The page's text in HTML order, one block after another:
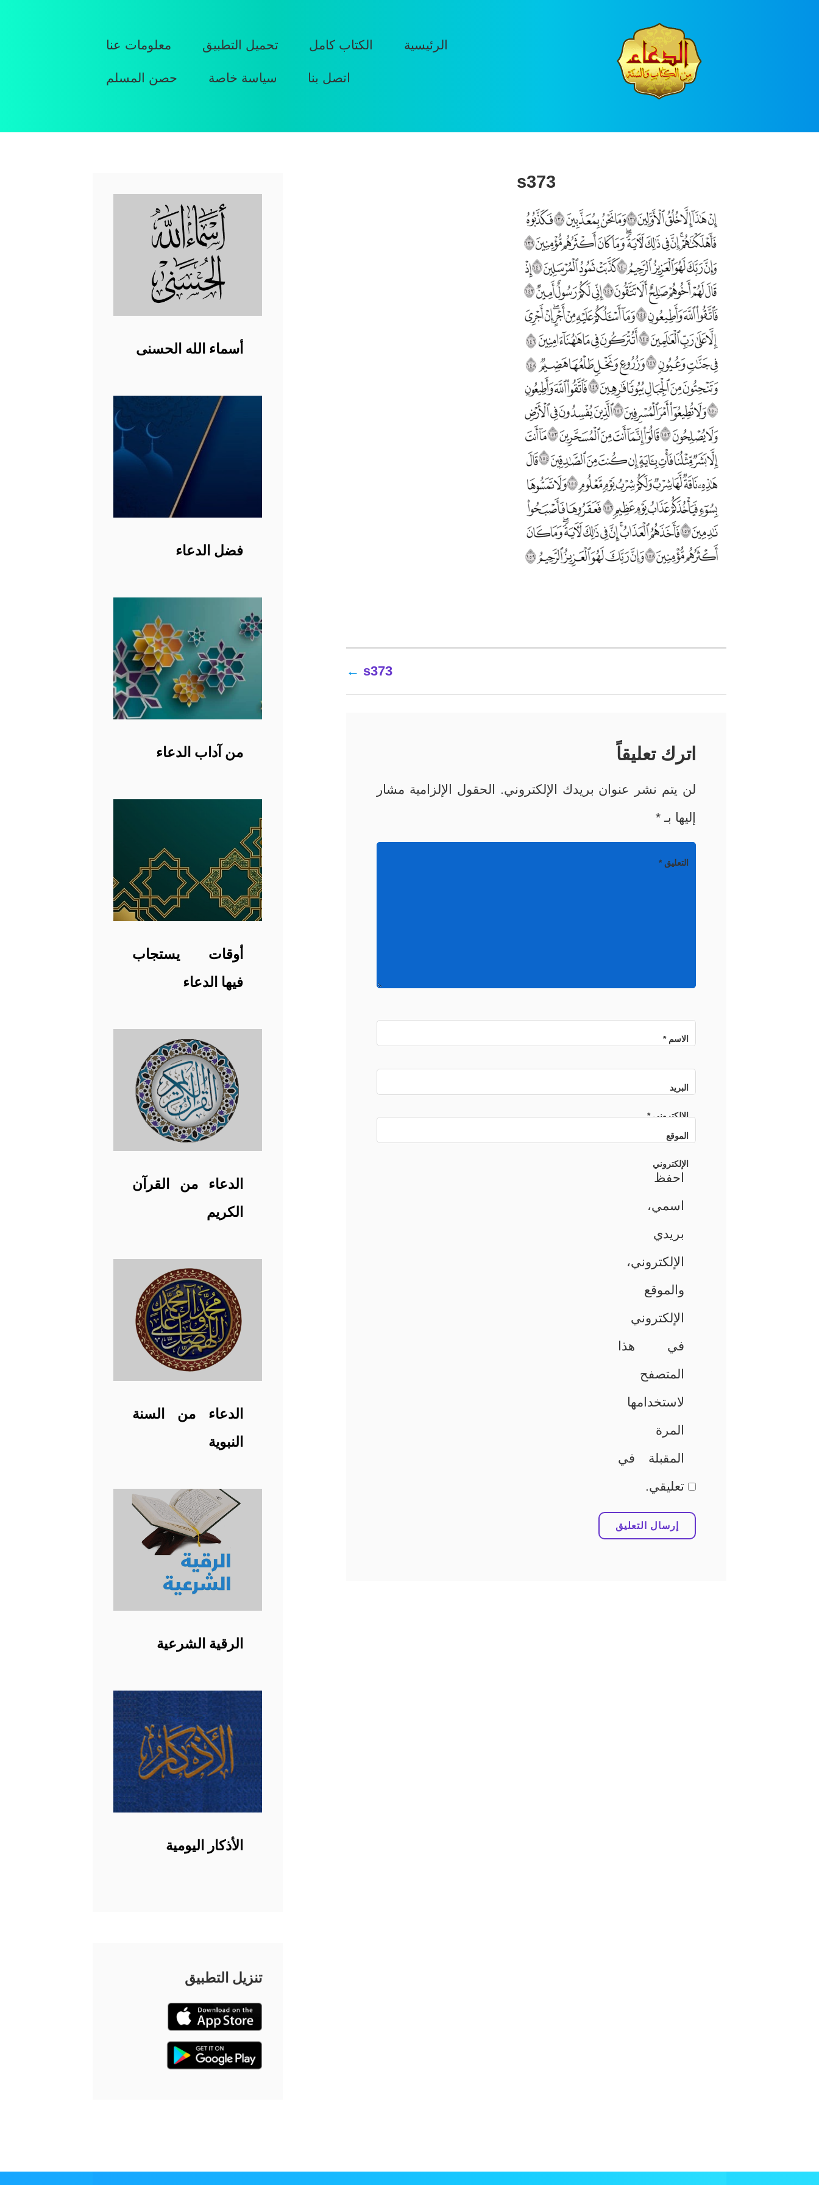
الرئيسية الكتاب كامل تحميل التطبيق معلومات عنا
اتصل بنا سياسة خاصة حصن المسلم
s373
المقالات
s373
اترك تعليقاً
لن يتم نشر عنوان بريدك الإلكتروني.
الحقول الإلزامية مشار
إليها بـ*
التعليق*
الاسم*
البريد
الإلكتروني*
الموقع
الإلكتروني
احفظ
اسمي،
بريدي
الإلكتروني،
والموقع
الإلكتروني
في هذا
المتصفح
لاستخدامها
المرة
المقبلة في
تعليقي.
أسماء الله الحسنى
فضل الدعاء
من آداب الدعاء
أوقات يستجاب
فيها الدعاء
الدعاء من القرآن
الكريم
الدعاء من السنة
النبوية
الرقية الشرعية
الأذكار اليومية
تنزيل التطبيق